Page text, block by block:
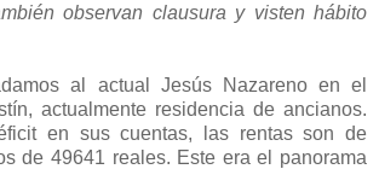
observan clausura y visten hábito
al actual Jesús Nazareno en el
actualmente residencia de ancianos.
en sus cuentas, las rentas son de
de 49641 reales. Este era el panorama